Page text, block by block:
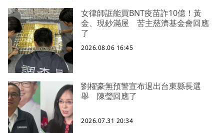
女律師誆能買BNT疫苗詐10億！黃
金、現鈔滿屋 苦主慈濟基金會回應
了
2026.08.06 16:45
劉櫂豪無預警宣布退出台東縣長選
舉 陳瑩回應了
2026.07.31 20:34